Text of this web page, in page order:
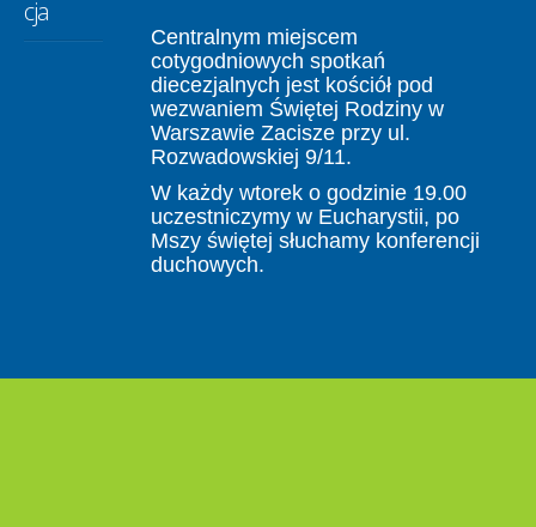
cja
Centralnym miejscem
cotygodniowych spotkań
diecezjalnych jest kościół pod
wezwaniem Świętej Rodziny w
Warszawie Zacisze przy ul.
Rozwadowskiej 9/11.
W każdy wtorek o godzinie 19.00
uczestniczymy w Eucharystii, po
Mszy świętej słuchamy konferencji
duchowych.